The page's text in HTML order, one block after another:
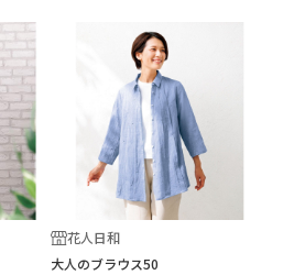
花人日和
大人のブラウス50